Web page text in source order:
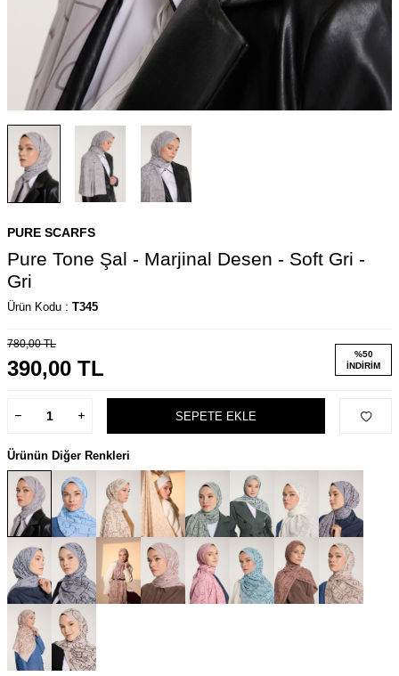
PURE SCARFS
Pure Tone Şal - Marjinal Desen - Soft Gri -
Gri
Ürün Kodu : T345
780,00TL
390,00 TL
%50
İNDIRIM
SEPETE EKLE
Ürünün Diğer Renkleri